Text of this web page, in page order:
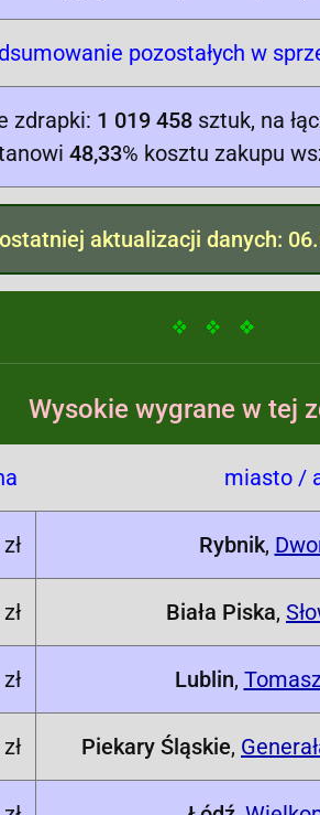
pozostałych w
zdrapki: 1 019 458 sztuk, na
48,33% kosztu zakupu
aktualizacji danych:
Wysokie wygrane w tej
miasto /
Rybnik,
Biała Piska,
Lublin,
Piekary Śląskie,